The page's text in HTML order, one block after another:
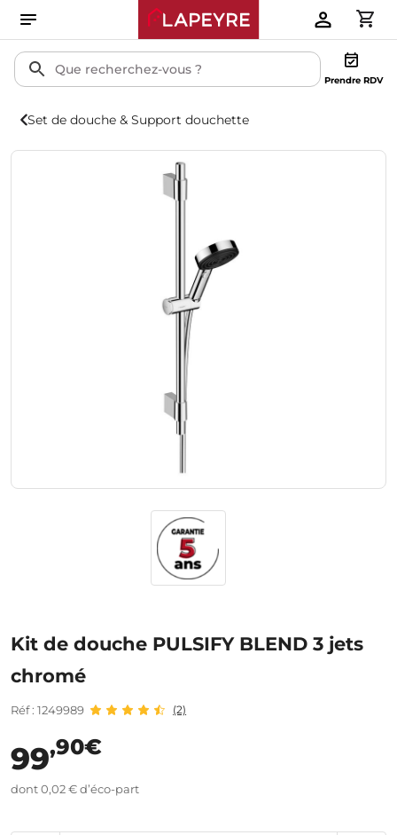
Prendre RDV
Set de douche & Support douchette
Kit de douche PULSIFY BLEND 3 jets
chromé
Réf : 1249989 (2)
99,90€
dont 0,02 € d’éco-part